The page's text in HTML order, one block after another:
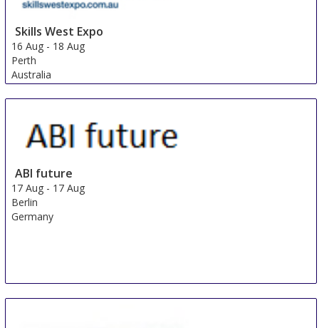
Skills West Expo
16 Aug - 18 Aug
Perth
Australia
ABI future
17 Aug - 17 Aug
Berlin
Germany